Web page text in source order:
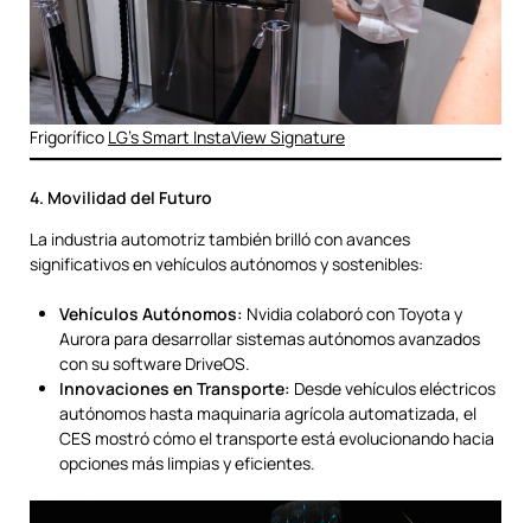
Frigorífico LG’s Smart InstaView Signature
4. Movilidad del Futuro
La industria automotriz también brilló con avances
significativos en vehículos autónomos y sostenibles:
Vehículos Autónomos: Nvidia colaboró con Toyota y
Aurora para desarrollar sistemas autónomos avanzados
con su software DriveOS.
Innovaciones en Transporte: Desde vehículos eléctricos
autónomos hasta maquinaria agrícola automatizada, el
CES mostró cómo el transporte está evolucionando hacia
opciones más limpias y eficientes.